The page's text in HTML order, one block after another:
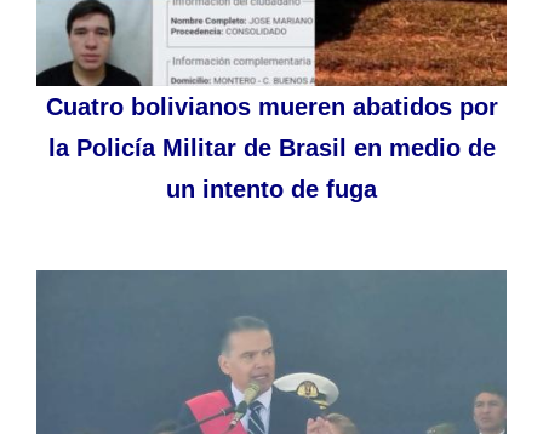
Cuatro bolivianos mueren abatidos por
la Policía Militar de Brasil en medio de
un intento de fuga